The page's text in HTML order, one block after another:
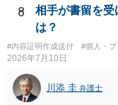
（通常訴訟へ移行する
その異議後の通常訴訟
に相手方が遠方である
手方の主張については、
お、残念ながら、「連絡
ダメージが大きく」とい
せん。
8
相手が書留を
は？
#内容証明作成送付 #個人・プ
2026年7月10日
川添 圭 弁護士